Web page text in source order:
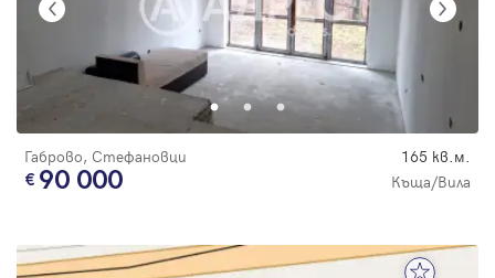
Габрово, Стефановци 165 кв.м.
90 000 Къща/Вила